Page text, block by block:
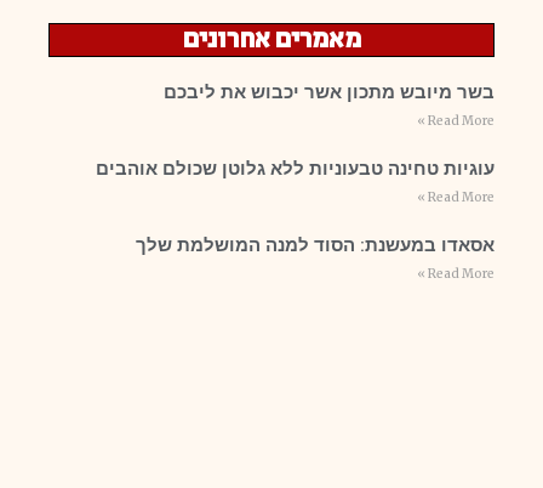
מאמרים אחרונים
בשר מיובש מתכון אשר יכבוש את ליבכם
Read More »
עוגיות טחינה טבעוניות ללא גלוטן שכולם אוהבים
Read More »
אסאדו במעשנת: הסוד למנה המושלמת שלך
Read More »